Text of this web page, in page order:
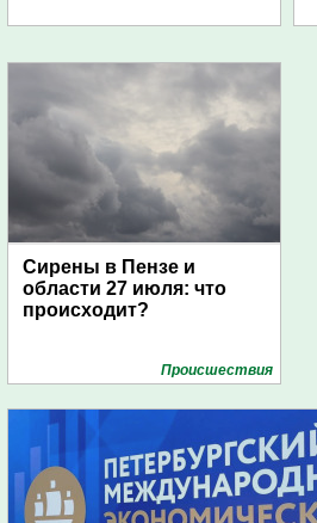
Сирены в Пензе и
области 27 июля: что
происходит?
Проиcшествия